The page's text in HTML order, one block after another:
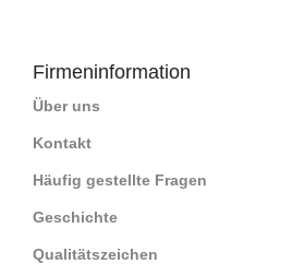
Firmeninformation
Über uns
Kontakt
Häufig gestellte Fragen
Geschichte
Qualitätszeichen